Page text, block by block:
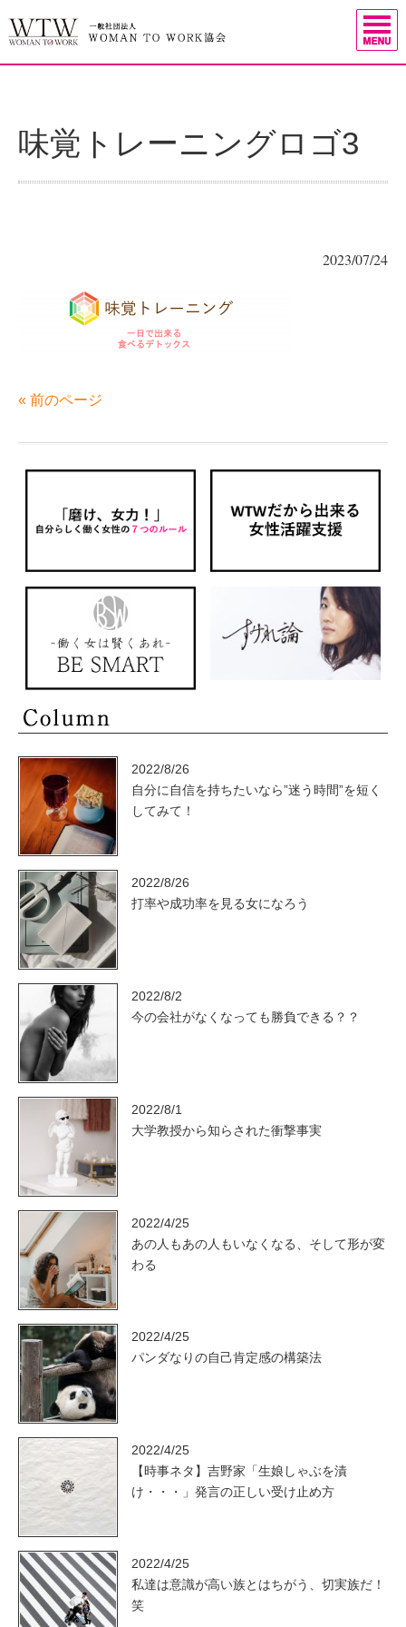
味覚トレーニングロゴ3
2023/07/24
« 前のページ
2022/8/26
自分に自信を持ちたいなら”迷う時間”を短く
してみて！
2022/8/26
打率や成功率を見る女になろう
2022/8/2
今の会社がなくなっても勝負できる？？
2022/8/1
大学教授から知らされた衝撃事実
2022/4/25
あの人もあの人もいなくなる、そして形が変
わる
2022/4/25
パンダなりの自己肯定感の構築法
2022/4/25
【時事ネタ】吉野家「生娘しゃぶを漬
け・・・」発言の正しい受け止め方
2022/4/25
私達は意識が高い族とはちがう、切実族だ！
笑